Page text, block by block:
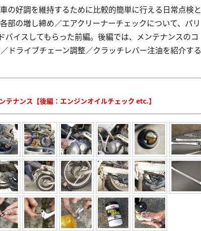
の好調を維持するために比較的簡単に行える日常点検と
部の増し締め／エアクリーナーチェックについて、パリ
イスしてもらった前編。後編では、メンテナンスのコ
ドライブチェーン調整／クラッチレバー注油を紹介する
ナンス【後編：エンジンオイルチェック etc.】